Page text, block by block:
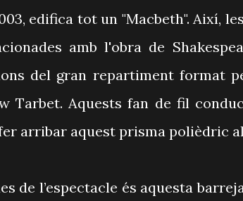
edifica tot un "Macbeth". Així,
amb l'obra de
del gran repartiment format
Tarbet. Aquests fan de fil
arribar aquest prisma polièdric
de l’espectacle és aquesta